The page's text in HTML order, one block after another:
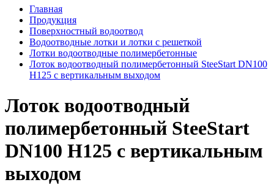
Главная
Продукция
Поверхностный водоотвод
Водоотводные лотки и лотки с решеткой
Лотки водоотводные полимербетонные
Лоток водоотводный полимербетонный SteeStart DN100
H125 с вертикальным выходом
Лоток водоотводный
полимербетонный SteeStart
DN100 H125 с вертикальным
выходом